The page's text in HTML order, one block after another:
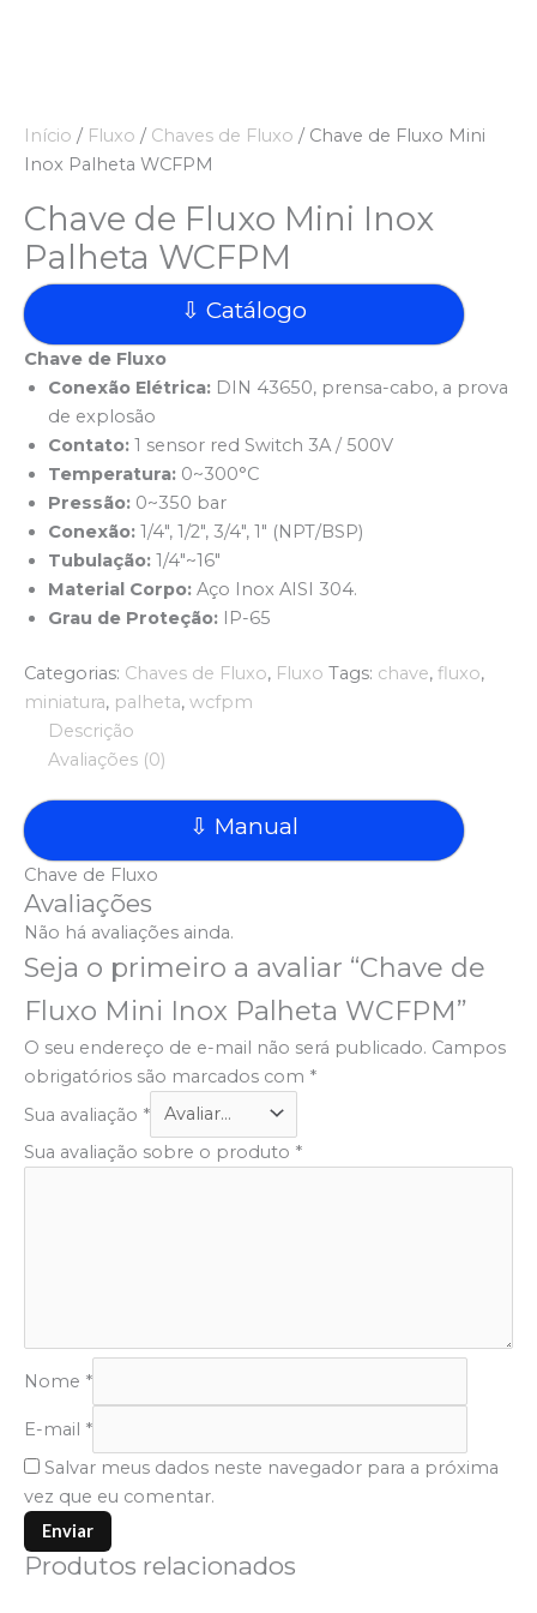
Início / Fluxo / Chaves de Fluxo / Chave de Fluxo Mini
Inox Palheta WCFPM
Chave de Fluxo Mini Inox
Palheta WCFPM
⇩ Catálogo
Chave de Fluxo
Conexão Elétrica: DIN 43650, prensa-cabo, a prova
de explosão
Contato: 1 sensor red Switch 3A / 500V
Temperatura: 0~300°C
Pressão: 0~350 bar
Conexão: 1/4″, 1/2″, 3/4″, 1″ (NPT/BSP)
Tubulação: 1/4″~16″
Material Corpo: Aço Inox AISI 304.
Grau de Proteção: IP-65
Categorias: Chaves de Fluxo, Fluxo Tags: chave, fluxo,
miniatura, palheta, wcfpm
Descrição
Avaliações (0)
⇩ Manual
Chave de Fluxo
Avaliações
Não há avaliações ainda.
Seja o primeiro a avaliar “Chave de
Fluxo Mini Inox Palheta WCFPM”
O seu endereço de e-mail não será publicado. Campos
obrigatórios são marcados com *
Sua avaliação *
Sua avaliação sobre o produto *
Nome *
E-mail *
Salvar meus dados neste navegador para a próxima
vez que eu comentar.
Produtos relacionados